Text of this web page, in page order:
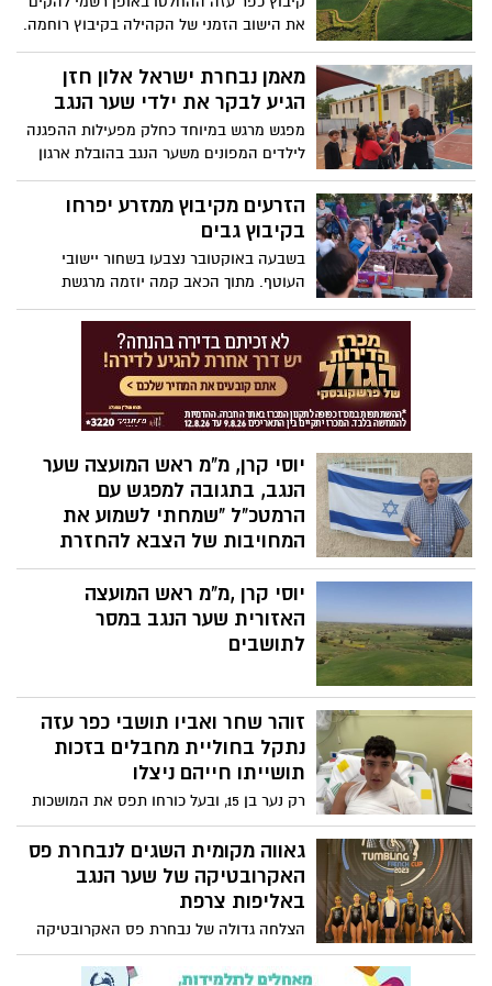
את הישוב הזמני של הקהילה בקיבוץ רוחמה.
מועצה אזורית שער הנגב על כל אגפיה
ושלוחותיה, נערכת להגעתכם במהרה
ובבטחה.
מאמן נבחרת ישראל אלון חזן
הגיע לבקר את ילדי שער הנגב
מפגש מרגש במיוחד כחלק מפעילות ההפגנה
לילדים המפונים משער הנגב בהובלת ארגון
החלוץ- חינוך דרך ספורט התרחש בתל אביב
בהשתתפות כמאה ילדים המפונים מיישובי
המועצה האזורית שער הנגב, כאשר אלון חזן
מאמן נבחרת ישראל הגיע לבקר את הילדים
הזרעים מקיבוץ ממזרע יפרחו
בקיבוץ גבים
בשבעה באוקטובר נצבעו בשחור יישובי
העוטף. מתוך הכאב קמה יוזמה מרגשת
שמטרתה לטעת תקווה לעתיד ולצבוע את
הגינות הפרטיות והקהילתיות בקיבוץ גבים
בשלל צבעים וגוונים
יוסי קרן, מ"מ ראש המועצה שער
הנגב, בתגובה למפגש עם
הרמטכ"ל "שמחתי לשמוע את
המחויבות של הצבא להחזרת
הבטחון בעוטף עזה"
הרמטכ״ל, רב-אלוף הרצי הלוי, נפגש היום
(א׳) עם ראשי הערים והמועצות המקומיות
בעוטף עזה ובדרום בעיר אשקלון. מדברי
יוסי קרן ,מ"מ ראש המועצה
האזורית שער הנגב במסר
לתושבים
זוהר שחר ואביו תושבי כפר עזה
נתקל בחוליית מחבלים בזכות
תושייתו חייהם ניצלו
רק נער בן 15, ובעל כורחו תפס את המושכות
והציל חיים. זוהר שחר, תושב עוטף עזה, היה
בדרך לאימון טריאתלון עם אביו וחברו ב-7
באוקטובר, שבת של שמחת תורה. בדרך הם
נתקלו בחוליית מחבלים, ובזכות תושייתו של
בניתוח בביה"ח וולפסון וזוהר משתקם
במחלקה לכירורגית ילדים. ענת אנגל- צפו
גאווה מקומית השגים לנבחרת פס
האקרובטיקה של שער הנגב
באליפות צרפת
הצלחה גדולה של נבחרת פס האקרובטיקה
של שער הנגב באליפות צרפת הפתוחה לנוער!
6 נציגות ונציג משער הנגב, בליווי המאמנות